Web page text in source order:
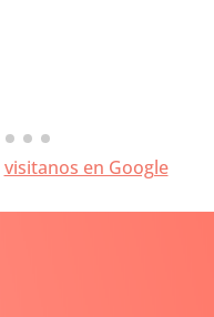
visitanos en Google